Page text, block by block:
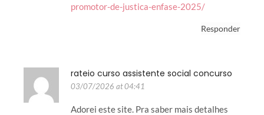
promotor-de-justica-enfase-2025/
Responder
rateio curso assistente social concurso
03/07/2026 at 04:41
Adorei este site. Pra saber mais detalhes